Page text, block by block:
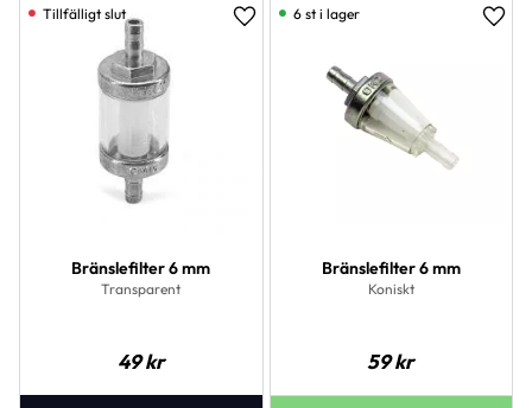
Bränslefilter 6 mm
Transparent
49kr
Lägg till i favoriter
Bränslefilter 6 mm
Koniskt
59kr
6 st i lager